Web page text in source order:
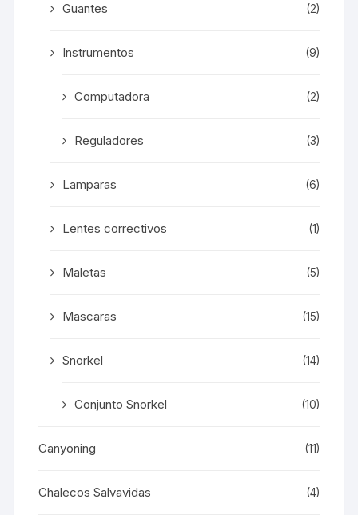
Guantes (2)
Instrumentos (9)
Computadora (2)
Reguladores (3)
Lamparas (6)
Lentes correctivos (1)
Maletas (5)
Mascaras (15)
Snorkel (14)
Conjunto Snorkel (10)
Canyoning (11)
Chalecos Salvavidas (4)